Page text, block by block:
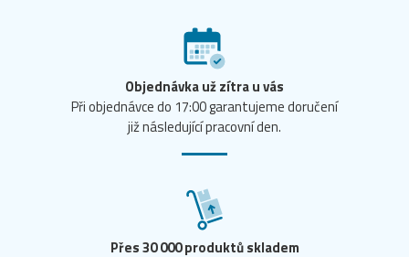
Objednávka už zítra u vás
Při objednávce do 17:00 garantujeme doručení
již následující pracovní den.
Přes 30 000 produktů skladem